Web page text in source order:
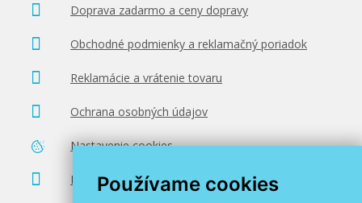
Používame cookies
čierna)
Originálna náplň
22,90 €
Doprava zadarmo a ceny dopravy
Obchodné podmienky a reklamačný poriadok
Reklamácie a vrátenie tovaru
Ochrana osobných údajov
Nastavenie cookies
Poradenstvo zadarmo